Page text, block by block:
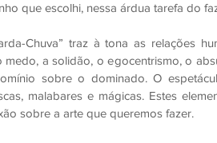
que escolhi, nessa árdua tarefa do
Chuva” traz à tona as relações
medo, a solidão, o egocentrismo, o
sobre o dominado. O
malabares e mágicas. Estes
sobre a arte que queremos fazer.